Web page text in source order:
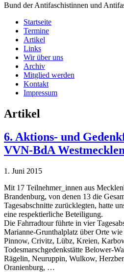
Bund der Antifaschistinnen und
Startseite
Termine
Artikel
Links
Wir über uns
Archiv
Mitglied werden
Kontakt
Impressum
Artikel
6. Aktions- und
VVN-BdA
1. Juni 2015
Mit 17 Teilnehmer_innen aus
Brandenburg, von denen 13 die
Tagesabschnitte zurücklegten, hatte
eine respektierliche Beteiligung.
Die Fahrradtour führte in vier
Marianne-Grunthalplatz über Orte
Pinnow, Crivitz, Lübz, Kreien,
Todesmarschgedenkstätte Belower-
Rägelin, Neuruppin, Wulkow,
Oranienburg, …